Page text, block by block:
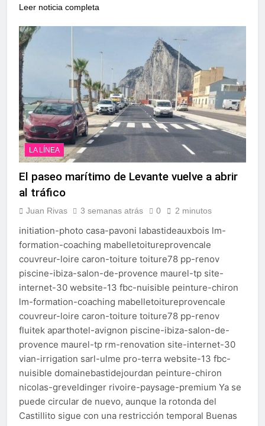
Leer noticia completa
LA LÍNEA
El paseo marítimo de Levante vuelve a abrir
al tráfico
Juan Rivas 3 semanas atrás 0 2 minutos
initiation-photo casa-pavoni labastideauxbois lm-
formation-coaching mabelletoitureprovencale
couvreur-loire caron-toiture toiture78 pp-renov
piscine-ibiza-salon-de-provence maurel-tp site-
internet-30 website-13 fbc-nuisible peinture-chiron
lm-formation-coaching mabelletoitureprovencale
couvreur-loire caron-toiture toiture78 pp-renov
fluitek aparthotel-avignon piscine-ibiza-salon-de-
provence maurel-tp rm-renovation site-internet-30
vian-irrigation sarl-ulme pro-terra website-13 fbc-
nuisible domainebastidejourdan peinture-chiron
nicolas-greveldinger rivoire-paysage-premium Ya se
puede circular de nuevo, aunque la rotonda del
Castillito sigue con una restricción temporal Buenas